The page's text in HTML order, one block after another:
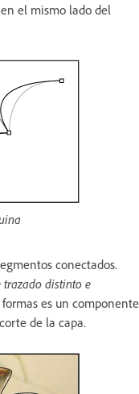
el mismo lado del
conectados.
trazado distinto e
es un componente
de la capa.